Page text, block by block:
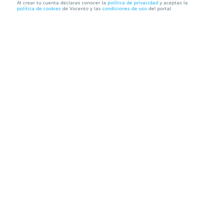
ARA MALIKIAN: Almuerzo para 2 en Gaucho Banús
Al crear tu cuenta declaras conocer la política de privacidad y aceptas la
política de cookies de Vocento y las condiciones de uso del portal